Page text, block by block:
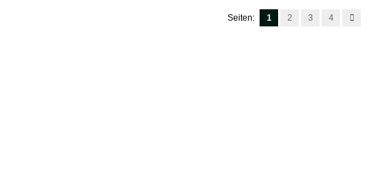
Seiten: 1 2 3 4